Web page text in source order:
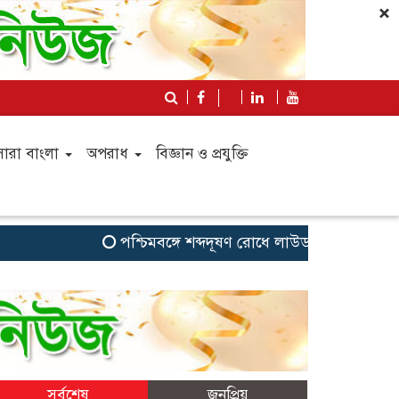
×
বাংলা অপরাধ বিজ্ঞান ও প্রযুক্তি
পশ্চিমবঙ্গে শব্দদূষণ রোধে লাউডস্পিকার অপসারণ,
সর্বশেষ জনপ্রিয়